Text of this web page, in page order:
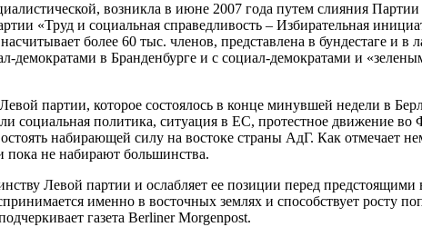
возникла в июне 2007 года путем слияния
«Труд и социальная справедливость – Избирательная
более 60 тыс. членов, представлена в бундестаге и в
демократами в Бранденбурге и с социал-демократами и
партии, которое состоялось в конце минувшей недели в
социальная политика, ситуация в ЕС, протестное движение
набирающей силу на востоке страны АдГ. Как отмечает
пока не набирают большинства.
Левой партии и ослабляет ее позиции перед
именно в восточных землях и способствует росту
газета Berliner Morgenpost.